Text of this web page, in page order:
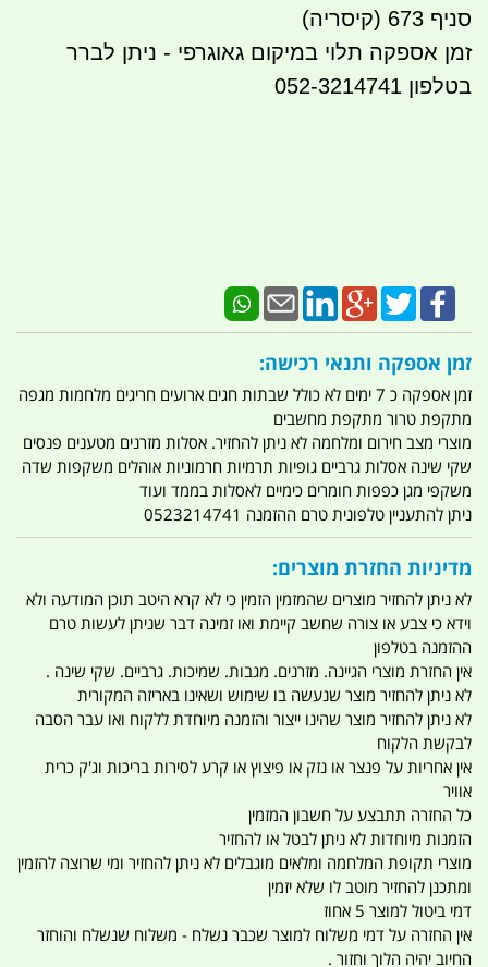
סניף 673 (קיסריה)
זמן אספקה תלוי במיקום גאוגרפי - ניתן לברר
בטלפון 052-3214741
זמן אספקה ותנאי רכישה:
זמן אספקה כ 7 ימים לא כולל שבתות חגים ארועים חריגים מלחמות מגפה
מתקפת טרור מתקפת מחשבים
מוצרי מצב חירום ומלחמה לא ניתן להחזיר. אסלות מזרנים מטענים פנסים
שקי שינה אסלות גרביים גופיות תרמיות חרמוניות אוהלים משקפות שדה
משקפי מגן כפפות חומרים כימיים לאסלות בממד ועוד
ניתן להתעניין טלפונית טרם ההזמנה 0523214741
מדיניות החזרת מוצרים:
לא ניתן להחזיר מוצרים שהמזמין הזמין כי לא קרא היטב תוכן המודעה ולא
וידא כי צבע או צורה שחשב קיימת ואו זמינה דבר שניתן לעשות טרם
ההזמנה בטלפון
אין החזרת מוצרי הגיינה. מזרנים. מגבות. שמיכות. גרביים. שקי שינה .
לא ניתן להחזיר מוצר שנעשה בו שימוש ושאינו באריזה המקורית
לא ניתן להחזיר מוצר שהינו ייצור והזמנה מיוחדת ללקוח ואו עבר הסבה
לבקשת הלקוח
אין אחריות על פנצר או נזק או פיצוץ או קרע לסירות בריכות וג'ק כרית
אוויר
כל החזרה תתבצע על חשבון המזמין
הזמנות מיוחדות לא ניתן לבטל או להחזיר
מוצרי תקופת המלחמה ומלאים מוגבלים לא ניתן להחזיר ומי שרוצה להזמין
ומתכנן להחזיר מוטב לו שלא יזמין
דמי ביטול למוצר 5 אחוז
אין החזרה על דמי משלוח למוצר שכבר נשלח - משלוח שנשלח והוחזר
החיוב יהיה הלוך וחזור .